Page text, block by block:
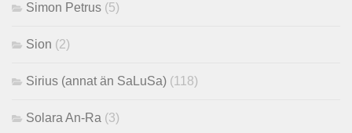
Simon Petrus (5)
Sion (2)
Sirius (annat än SaLuSa) (118)
Solara An-Ra (3)